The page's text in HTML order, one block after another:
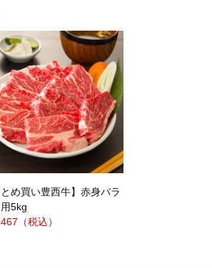
とめ買い豊西牛】赤身バラ
5kg
（税込）